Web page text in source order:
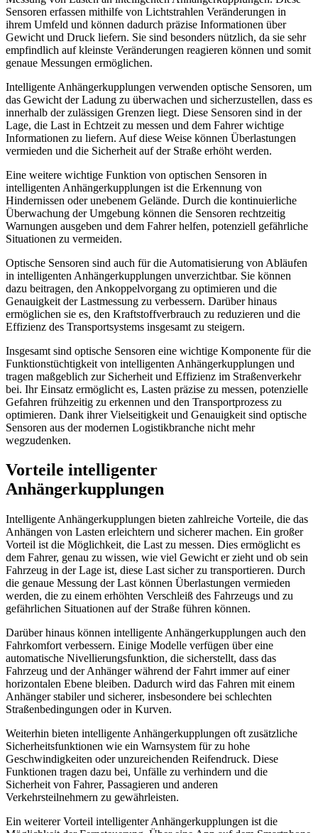
Sensoren erfassen mithilfe von Lichtstrahlen Veränderungen in
ihrem Umfeld und können dadurch präzise Informationen über
Gewicht und Druck liefern. Sie sind besonders nützlich, da sie sehr
empfindlich auf kleinste Veränderungen reagieren können und somit
genaue Messungen ermöglichen.
Intelligente Anhängerkupplungen verwenden optische Sensoren, um
das Gewicht der Ladung zu überwachen und sicherzustellen, dass es
innerhalb der zulässigen Grenzen liegt. Diese Sensoren sind in der
Lage, die Last in Echtzeit zu messen und dem Fahrer wichtige
Informationen zu liefern. Auf diese Weise können Überlastungen
vermieden und die Sicherheit auf der Straße erhöht werden.
Eine weitere wichtige Funktion von optischen Sensoren in
intelligenten Anhängerkupplungen ist die Erkennung von
Hindernissen oder unebenem Gelände. Durch die kontinuierliche
Überwachung der Umgebung können die Sensoren rechtzeitig
Warnungen ausgeben und dem Fahrer helfen, potenziell gefährliche
Situationen zu vermeiden.
Optische Sensoren sind auch für die Automatisierung von Abläufen
in intelligenten Anhängerkupplungen unverzichtbar. Sie können
dazu beitragen, den Ankoppelvorgang zu optimieren und die
Genauigkeit der Lastmessung zu verbessern. Darüber hinaus
ermöglichen sie es, den Kraftstoffverbrauch zu reduzieren und die
Effizienz des Transportsystems insgesamt zu steigern.
Insgesamt sind optische Sensoren eine wichtige Komponente für die
Funktionstüchtigkeit von intelligenten Anhängerkupplungen und
tragen maßgeblich zur Sicherheit und Effizienz im Straßenverkehr
bei. Ihr Einsatz ermöglicht es, Lasten präzise zu messen, potenzielle
Gefahren frühzeitig zu erkennen und den Transportprozess zu
optimieren. Dank ihrer Vielseitigkeit und Genauigkeit sind optische
Sensoren aus der modernen Logistikbranche nicht mehr
wegzudenken.
Vorteile intelligenter
Anhängerkupplungen
Intelligente Anhängerkupplungen bieten zahlreiche Vorteile, die das
Anhängen von Lasten erleichtern und sicherer machen. Ein großer
Vorteil ist die Möglichkeit, die Last zu messen. Dies ermöglicht es
dem Fahrer, genau zu wissen, wie viel Gewicht er zieht und ob sein
Fahrzeug in der Lage ist, diese Last sicher zu transportieren. Durch
die genaue Messung der Last können Überlastungen vermieden
werden, die zu einem erhöhten Verschleiß des Fahrzeugs und zu
gefährlichen Situationen auf der Straße führen können.
Darüber hinaus können intelligente Anhängerkupplungen auch den
Fahrkomfort verbessern. Einige Modelle verfügen über eine
automatische Nivellierungsfunktion, die sicherstellt, dass das
Fahrzeug und der Anhänger während der Fahrt immer auf einer
horizontalen Ebene bleiben. Dadurch wird das Fahren mit einem
Anhänger stabiler und sicherer, insbesondere bei schlechten
Straßenbedingungen oder in Kurven.
Weiterhin bieten intelligente Anhängerkupplungen oft zusätzliche
Sicherheitsfunktionen wie ein Warnsystem für zu hohe
Geschwindigkeiten oder unzureichenden Reifendruck. Diese
Funktionen tragen dazu bei, Unfälle zu verhindern und die
Sicherheit von Fahrer, Passagieren und anderen
Verkehrsteilnehmern zu gewährleisten.
Ein weiterer Vorteil intelligenter Anhängerkupplungen ist die